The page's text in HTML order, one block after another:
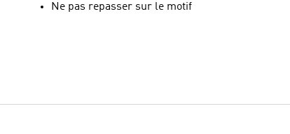
Ne pas repasser sur le motif